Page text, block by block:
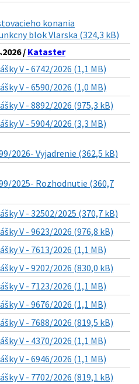
konania
blok Vlarska (324,3 kB)
/ Kataster
V - 6742/2026 (1,1 MB)
V - 6590/2026 (1,0 MB)
V - 8892/2026 (975,3 kB)
V - 5904/2026 (3,3 MB)
2026- Vyjadrenie (362,5 kB)
2025- Rozhodnutie (360,7
V - 32502/2025 (370,7 kB)
V - 9623/2026 (976,8 kB)
V - 7613/2026 (1,1 MB)
V - 9202/2026 (830,0 kB)
V - 7123/2026 (1,1 MB)
V - 9676/2026 (1,1 MB)
V - 7688/2026 (819,5 kB)
V - 4370/2026 (1,1 MB)
V - 6946/2026 (1,1 MB)
V - 7702/2026 (819,1 kB)